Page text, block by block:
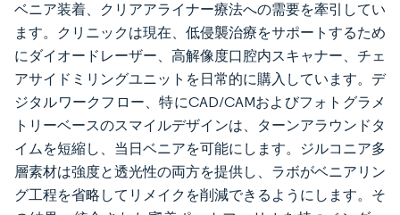
ベニア装着、クリアアライナー療法への需要を牽引してい
ます。クリニックは現在、低侵襲治療をサポートするため
にダイオードレーザー、高解像度口腔内スキャナー、チェ
アサイドミリングユニットを日常的に購入しています。デ
ジタルワークフロー、特にCAD/CAMおよびフォトグラメ
トリーベースのスマイルデザインは、ターンアラウンドタ
イムを短縮し、当日ベニアを可能にします。ジルコニア多
層素材は強度と透光性の両方を提供し、ラボがベニアリン
グ工程を省略してリメイクを削減できるようにします。そ